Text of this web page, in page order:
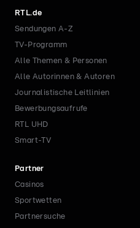
RTL.de
Sendungen A-Z
TV-Programm
Alle Themen & Personen
Alle Autorinnen & Autoren
Journalistische Leitlinien
Bewerbungsaufrufe
RTL UHD
Smart-TV
Partner
Casinos
Sportwetten
Partnersuche